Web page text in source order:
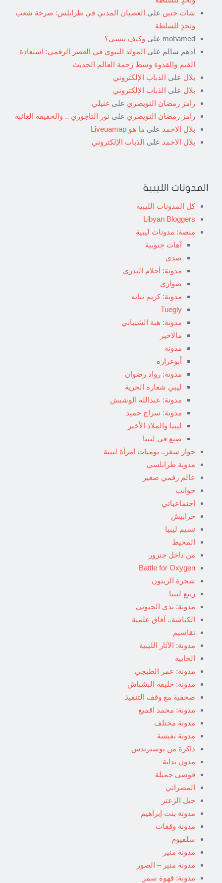
شات حنين على العصيان المدني في طرابلس: صرخة شعب
وتحدٍ للسلطة
mohamed على وكيف ننسى؟
أدهم سالم على المولد النبوي في العصر الرقمي: استعادة
القيم والقدوة وسط زحمة العالم الحديث
بلال على الذباب الإلكتروني
بلال على الذباب الإلكتروني
رامز رمضان النويصري على غنيلي
رامز رمضان النويصري على نور التاجوري .. والحقيقة الغائبة
بلال الاحمد على ما هو Liveuamap
بلال الاحمد على الذباب الإلكتروني
المدونات الليبية
كل المدونات الليبية
Libyan Bloggers
منصة: مدونات ليبية
آهات جنوبية
صدى
مدونة: أحلام البدري
صواري
مدونة: كريم نباته
Tuegly
مدونة: هبة الشيباني
مالاخير
مدونة
أبوغرارة
مدونة: رواد رضوان
ليبي شعاره الحرية
مدونة: عبدالله الوشيش
مدونة: سراج حميد
ليبيا والملاذ الأخير
صنع في ليبيا
جواز سفر.. يوميات امرأة ليبية
مدونة طرابلسي
عالم رقمي صغير
جوانب
إجتماعياتي
خرابيش
نسيم ليبيا
المحيط
من داخل جنزور
Battle for Oxygen
شجرة الزيتون
ربيع ليبيا
مدونة: ندى الحبوني
الكناشة.. آفاق علمية
تقاسيم
مدونة: الآثار الليبية
الخابية
مدونة: عمر الطبجي
مدونة: خليفة البشباش
صحفية مع وقف التنفيذ
مدونة: محمد اقميع
مدونة مختلف
مدونة نفيسة
ذاكرة من يوسبريدس
مدون بداية
فوضى جميلة
المصراتي
جبل الزعتر
مدونة بنت إبراهيم
مدونة وقفات
سلفيوم
مدونة منير
مدونة منير – الصور
مدونة: قهوة سمر